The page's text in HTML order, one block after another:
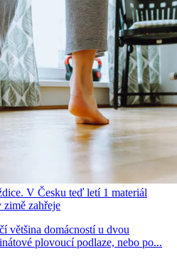
V Česku teď letí 1 materiál
zahřeje
většina domácností u dvou
plovoucí podlaze, nebo po...